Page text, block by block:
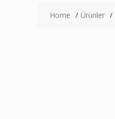
Home Ürünler